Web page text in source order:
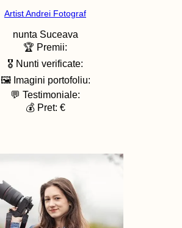
Artist Andrei Fotograf
nunta Suceava
🏆 Premii:
🎖️ Nunti verificate:
🖼️ Imagini portofoliu:
💬 Testimoniale:
💰 Pret: €